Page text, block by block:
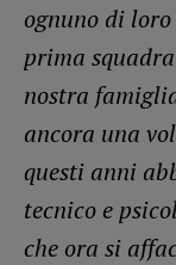
ognuno di
prima
nostra
ancora una
questi anni
tecnico e
che ora si